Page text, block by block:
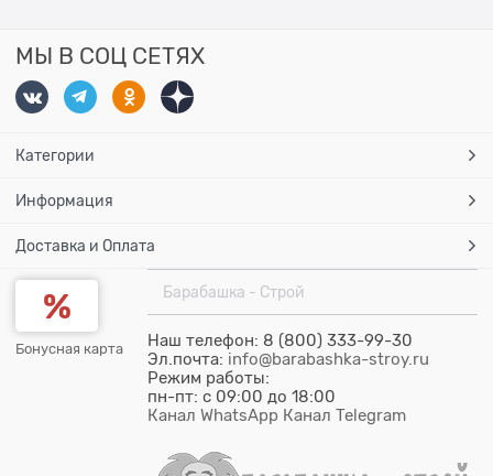
МЫ В СОЦ СЕТЯХ
Категории
Информация
Доставка и Оплата
Бонусная карта
Барабашка - Строй
Наш телефон: 8 (800) 333-99-30
Эл.почта: info@barabashka-stroy.ru
Режим работы:
пн-пт: c 09:00 до 18:00
Канал WhatsApp Канал Telegram